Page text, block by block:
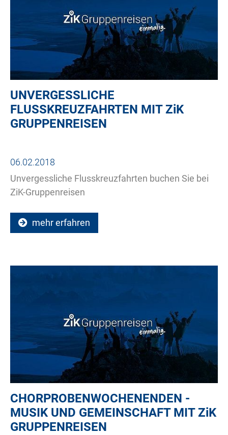
UNVERGESSLICHE
FLUSSKREUZFAHRTEN MITZiK
GRUPPENREISEN
06.02.2018
Unvergessliche Flusskreuzfahrten buchen Sie bei
ZiK-Gruppenreisen
mehr erfahren
CHORPROBENWOCHENENDEN -
MUSIK UND GEMEINSCHAFT MITZiK
GRUPPENREISEN